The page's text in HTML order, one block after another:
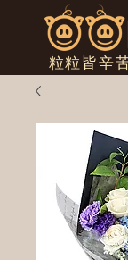
粒粒皆辛